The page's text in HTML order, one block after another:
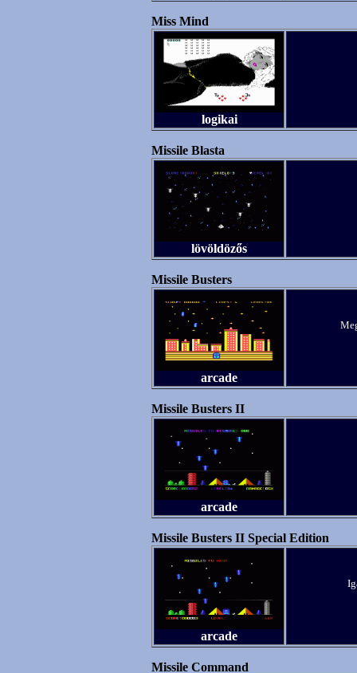
Miss Mind
logikai
Missile Blasta
lövöldözős
Missile Busters
arcade
Missile Busters II
arcade
Missile Busters II Special Edition
arcade
Missile Command